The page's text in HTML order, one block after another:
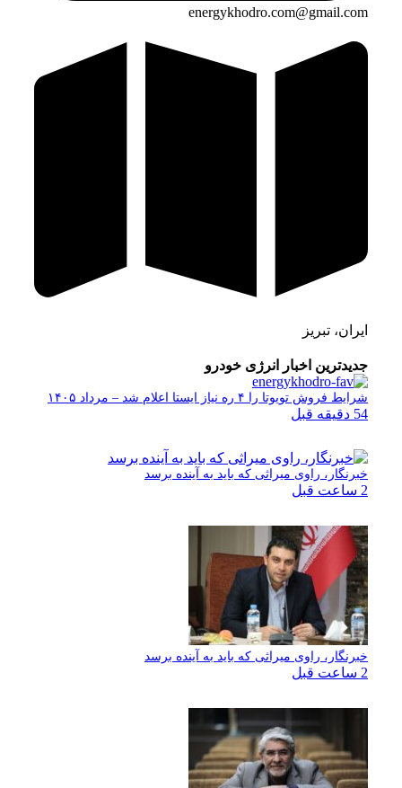
energykhodro.com@gmail.com
ایران، تبریز
جدیدترین اخبار انرژی خودرو
شرایط فروش تویوتا را ۴ ره نیاز ایستا اعلام شد – مرداد ۱۴۰۵
خبرنگار، راوی میراثی که باید به آینده برسد
خبرنگار، راوی میراثی که باید به آینده برسد